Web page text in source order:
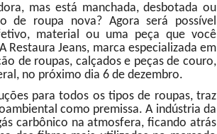
mas está manchada, desbotada ou
de roupa nova? Agora será possível
material ou uma peça que você
Jeans, marca especializada em
de roupas, calçados e peças de couro,
no próximo dia 6 de dezembro.
para todos os tipos de roupas, traz
como premissa. A indústria da
carbônico na atmosfera, ficando atrás